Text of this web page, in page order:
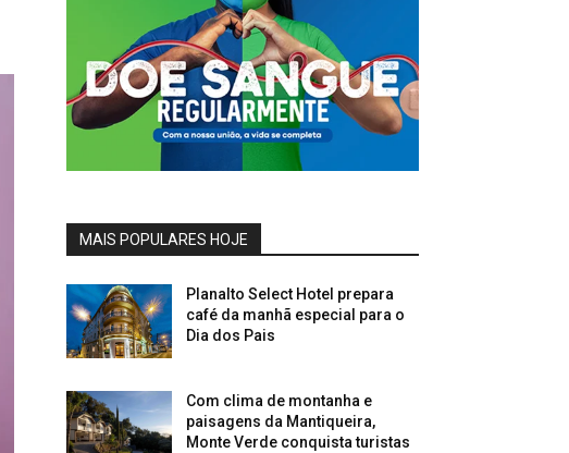
MAIS POPULARES HOJE
Planalto Select Hotel prepara
café da manhã especial para o
Dia dos Pais
Com clima de montanha e
paisagens da Mantiqueira,
Monte Verde conquista turistas